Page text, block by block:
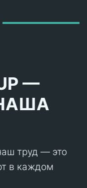
—
труд — это
в каждом